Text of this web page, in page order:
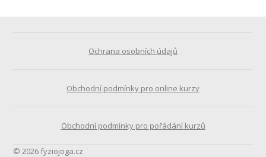
Ochrana osobních údajů
Obchodní podmínky pro online kurzy
Obchodní podmínky pro pořádání kurzů
© 2026 fyziojoga.cz